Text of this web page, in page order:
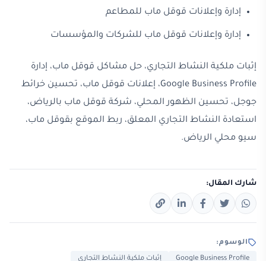
إدارة وإعلانات قوقل ماب للمطاعم
إدارة وإعلانات قوقل ماب للشركات والمؤسسات
إثبات ملكية النشاط التجاري، حل مشاكل قوقل ماب، إدارة
Google Business Profile، إعلانات قوقل ماب، تحسين خرائط
جوجل، تحسين الظهور المحلي، شركة قوقل ماب بالرياض،
استعادة النشاط التجاري المعلق، ربط الموقع بقوقل ماب،
سيو محلي الرياض.
شارك المقال:
الوسوم:
Google Business Profile إثبات ملكية النشاط التجاري